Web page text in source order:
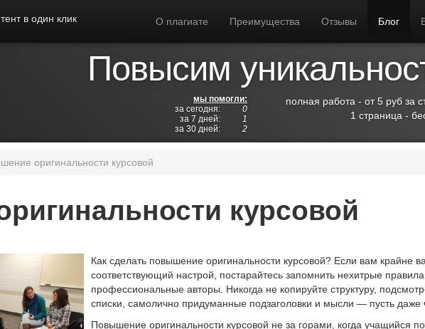
в один клик О плагиате Преимущества Отзывы Блог
Повысим
мы помогли:
за сегодня:
0
за 7 дней:
1
за 30 дней:
2
полная работа - от 5 руб за
1 страница -
оригинальности курсовой
курсовой
Как сделать повышение оригинальности курсовой? Если вам крайне
соответствующий настрой, постарайтесь запомнить нехитрые
профессиональные авторы. Никогда не копируйте структуру,
списки, самолично придуманные подзаголовки и мысли — пусть
Повышение оригинальности курсовой не за горами, когда учащийся